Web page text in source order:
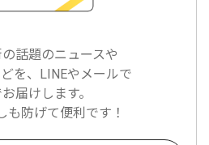
話題のニュースや
を、LINEやメールで
届けします。
も防げて便利です！